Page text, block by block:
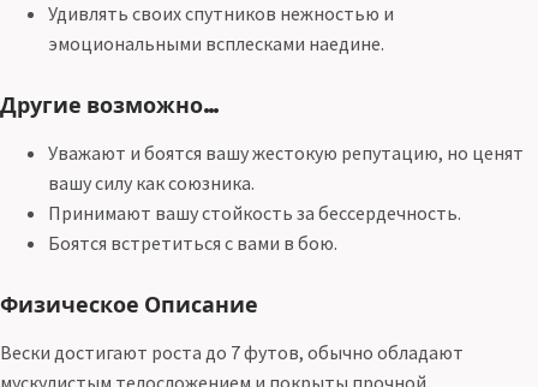
Удивлять своих спутников нежностью и
эмоциональными всплесками наедине.
Другие возможно…
Уважают и боятся вашу жестокую репутацию, но ценят
вашу силу как союзника.
Принимают вашу стойкость за бессердечность.
Боятся встретиться с вами в бою.
Физическое Описание
Вески достигают роста до 7 футов, обычно обладают
мускулистым телосложением и покрыты прочной,